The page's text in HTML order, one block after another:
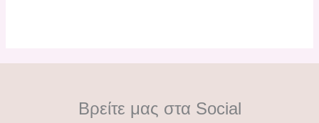
Βρείτε μας στα Social